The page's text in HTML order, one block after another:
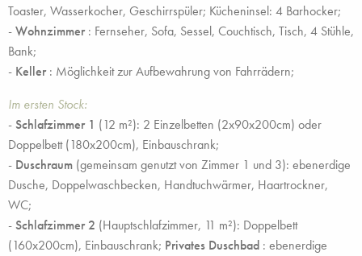
Toaster, Wasserkocher, Geschirrspüler; Kücheninsel: 4 Barhocker;
-Wohnzimmer: Fernseher, Sofa, Sessel, Couchtisch, Tisch, 4 Stühle,
Bank;
- Keller: Möglichkeit zur Aufbewahrung von Fahrrädern;
Im ersten Stock:
-Schlafzimmer 1 (12 m²): 2 Einzelbetten (2x90x200cm) oder
Doppelbett (180x200cm), Einbauschrank;
- Duschraum (gemeinsam genutzt von Zimmer 1 und 3): ebenerdige
Dusche, Doppelwaschbecken, Handtuchwärmer, Haartrockner,
WC;
-Schlafzimmer 2 (Hauptschlafzimmer, 11 m²): Doppelbett
(160x200cm), Einbauschrank; Privates Duschbad : ebenerdige